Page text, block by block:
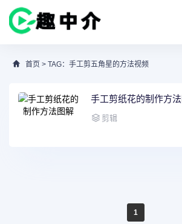
首页 > TAG：手工剪五角星的方法视频
手工剪纸花的制作方
剪辑
1